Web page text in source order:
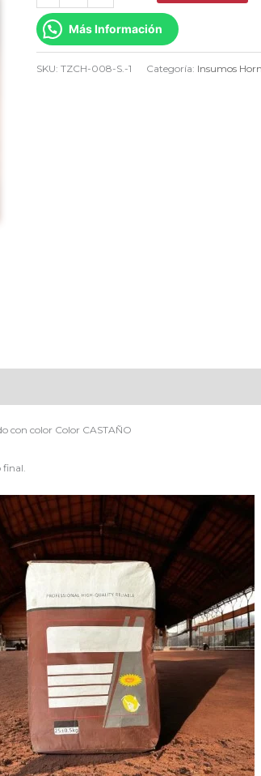
CastañoTZCH009-
S
Más Información
SKU:TZCH-008-S.-1 Categoría: Insumos
con color Color CASTAÑO